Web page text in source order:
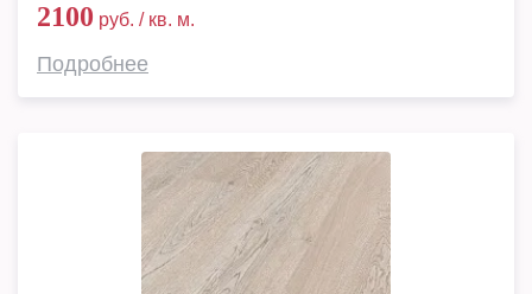
2100 руб. / кв. м.
Подробнее